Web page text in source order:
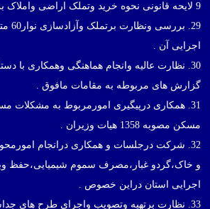
9 لایحه قانونی نحوه خرید وتملک اراضی واملاک برای اجرای برنامه های عمومی، عمرانی ونظامی دولت مصوب 17/11/58 شورای انقلاب .
اجرایی آن .
30. نظارت عالیه وانجام هماهنگی وهمکاری با
گزارش های مربوطه به مقامات مافوق .
31. همکاری درپیگیری امورمربوط به
مسکن مصوبه 1358 هیات وزیران .
32. شرکت درجلسات و همکاری درانجام
و خاک،گردو غبار،مصرف سموم شیمیایی،حفظ
اجرایی استان دراین خصوص .
33. نظارت برتهیه وتصویب واجرای طرح های جداسازی آب شرب ازفضای سبز.